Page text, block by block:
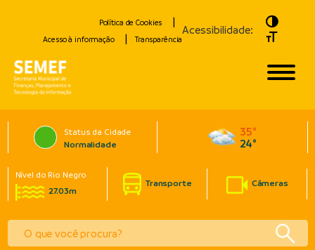
Política de Cookies
Acesso à informação
Transparência
Acessibilidade:
Toggle
Toggle
Status da Cidade
Normalidade
35°
24°
Nível do Rio Negro
27.03m
Transporte Câmeras